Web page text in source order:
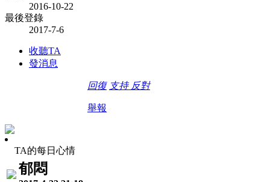
2016-10-22
最後登錄
2017-7-6
收聽TA
發消息
回復 支持 反對
舉報
TA的每日心情
郁悶